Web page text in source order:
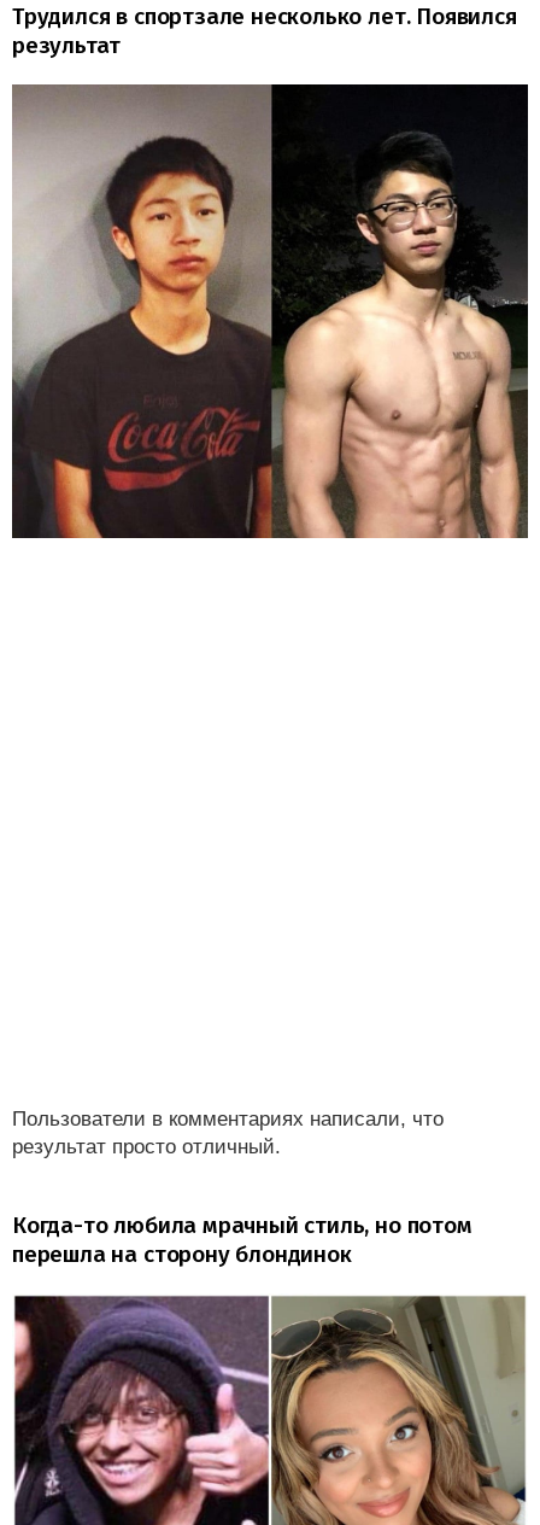
Трудился в спортзале несколько лет. Появился
результат
Пользователи в комментариях написали, что
результат просто отличный.
Когда-то любила мрачный стиль, но потом
перешла на сторону блондинок